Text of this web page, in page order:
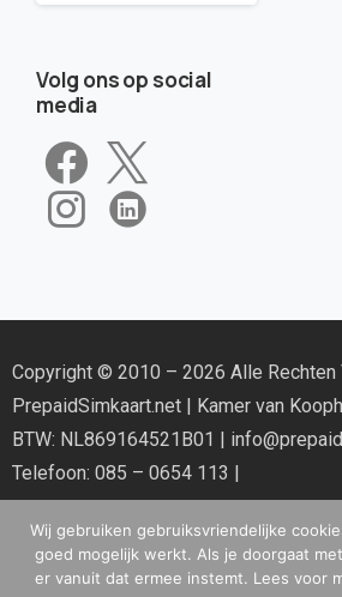
Volg ons op social
media
Copyright © 2010 – 2026 Alle Rechten
PrepaidSimkaart.net | Kamer van
BTW: NL869164521B01 |
Telefoon: 085 – 0654 113 |
Wij gebruiken gebruiksvriendelijke
goed mogelijk werkt. Als je doorgaat
er vanuit dat ermee instemt. Lees voor